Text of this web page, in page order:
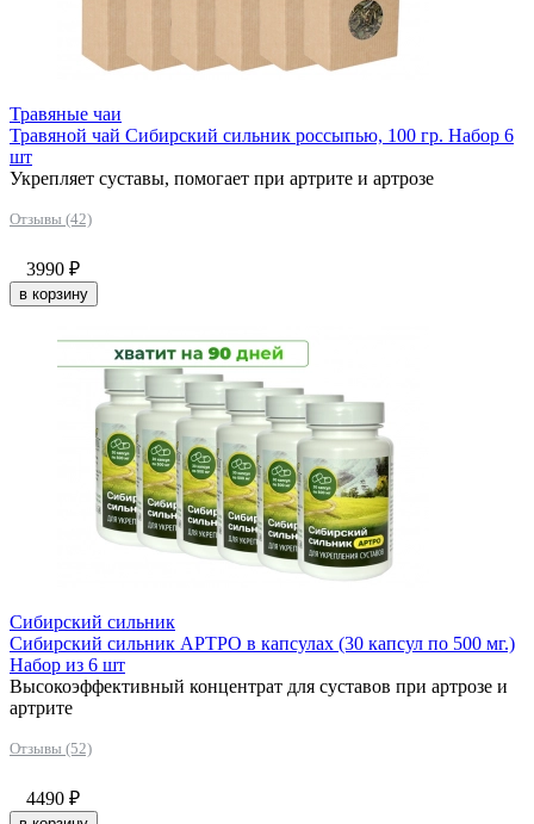
Травяные чаи
Травяной чай Сибирский сильник россыпью, 100 гр. Набор 6
шт
Укрепляет суставы, помогает при артрите и артрозе
Отзывы (42)
3990 ₽
в корзину
Сибирский сильник
Сибирский сильник АРТРО в капсулах (30 капсул по 500 мг.)
Набор из 6 шт
Высокоэффективный концентрат для суставов при артрозе и
артрите
Отзывы (52)
4490 ₽